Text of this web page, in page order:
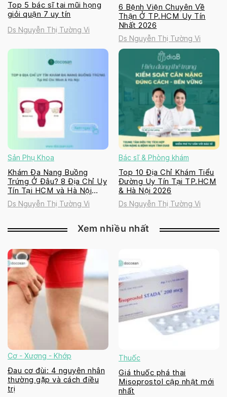
Top 5 bác sĩ tai mũi họng
giỏi quận 7 uy tín
Ds Nguyễn Thị Tường Vi
6 Bệnh Viện Chuyên Về
Thận Ở TP.HCM Uy Tín
Nhất 2026
Ds Nguyễn Thị Tường Vi
Sản Phụ Khoa
Khám Đa Nang Buồng
Trứng Ở Đâu? 8 Địa Chỉ Uy
Tín Tại HCM và Hà Nội
2026
Ds Nguyễn Thị Tường Vi
Bác sĩ & Phòng khám
Top 10 Địa Chỉ Khám Tiểu
Đường Uy Tín Tại TP.HCM
& Hà Nội 2026
Ds Nguyễn Thị Tường Vi
Xem nhiều nhất
Cơ - Xương - Khớp
Đau cơ đùi: 4 nguyên nhân
thường gặp và cách điều
trị
Thuốc
Giá thuốc phá thai
Misoprostol cập nhật mới
nhất